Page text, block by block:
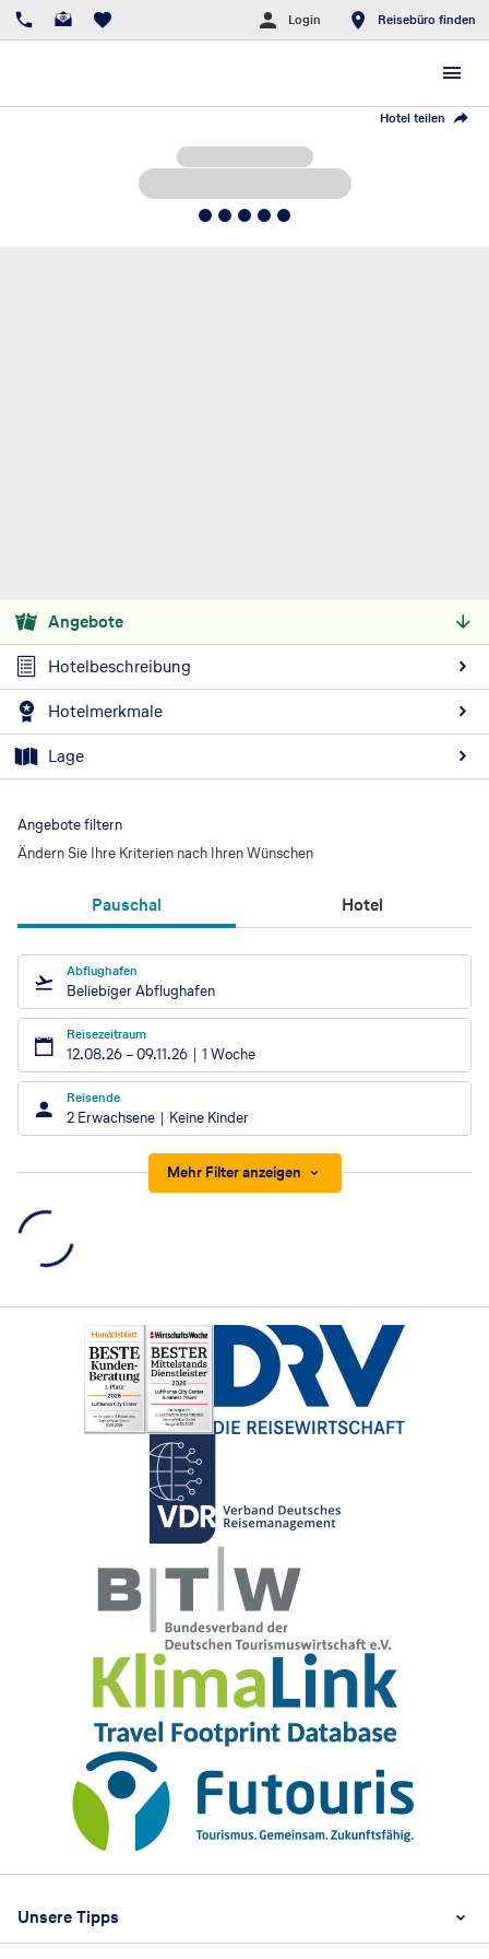
Login Reisebüro finden
Hotel teilen
5
Angebote
Hotelbeschreibung
Hotelmerkmale
Lage
Angebote filtern
Ändern Sie Ihre Kriterien nach Ihren Wünschen
Pauschal Hotel
Abflughafen
Beliebiger Abflughafen
Reisezeitraum
12.08.26 –09.11.26 1 Woche
Reisende
2 Erwachsene Keine Kinder
Mehr Filter anzeigen
Unsere Tipps